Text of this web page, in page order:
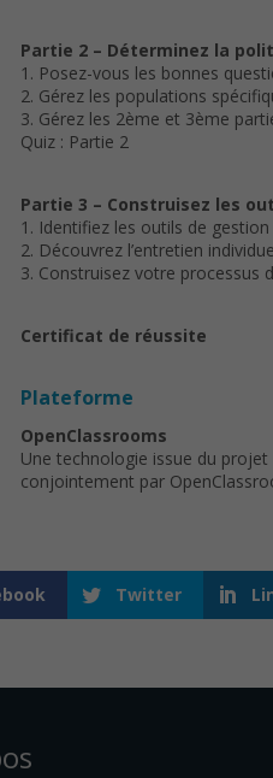
Partie 2 – Déterminez la
1. Posez-vous les bonnes
2. Gérez les populations
3. Gérez les 2ème et 3ème
Quiz : Partie 2
Partie 3 – Construisez les
1. Identifiez les outils de
2. Découvrez l’entretien
3. Construisez votre processus
Certificat de réussite
Plateforme
OpenClassrooms
Une technologie issue du
conjointement par
Twitter